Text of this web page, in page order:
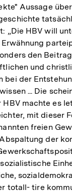
Aussage
„Die HBV will
den
und
bei der
... Die
HBV machte es
mit dieser
freien
der
totall- tire